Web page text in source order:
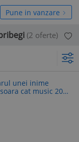
Pune in vanzare
(2 oferte)
unei inime
cat music 2007